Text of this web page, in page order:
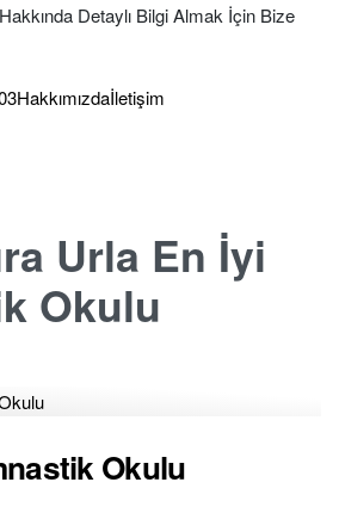
Detaylı Bilgi Almak İçin Bize
Hakkımızdaİletişim
Urla En İyi
Okulu
Okulu